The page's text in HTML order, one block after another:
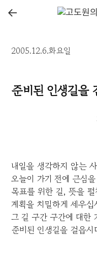
←
2005.12.6.화요일
준비된 인생길을
내일을 생각하지 않는
오늘이 가기 전에 근심
목표를 위한 길, 뜻을
계획을 치밀하게 세우십
그 길 구간 구간에 대한
준비된 인생길을 걸읍시